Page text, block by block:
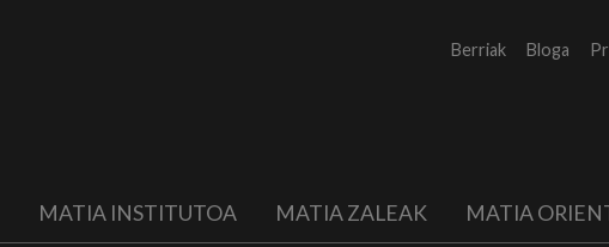
Berriak Bloga
MATIA INSTITUTOA MATIA ZALEAK MATIA